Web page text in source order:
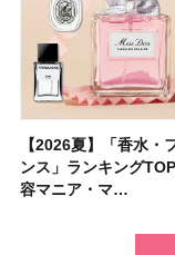
【2026夏】「香水・
ンス」ランキング
容マニア・マ…
【クリスマスコフレ
リニークのホリデー
挙紹介！ 人気…
【2026年夏】汗・皮
ファンデーション20
でも崩れない…
【2026夏】「リップ
ンキングTOP5！＜美
集団・マキア…
【2026夏】「インナ
サプリ」ランキング
美容マニア集…
【最新】髪のうねり
くせ毛におすすめの
17選
【フォロー＆いいね
中国割烹旅館 掬水亭
を1組2名様にプ…
【全色レビュー】ケ
ウブラウンアイズ限
イエベ・ブルベ別…